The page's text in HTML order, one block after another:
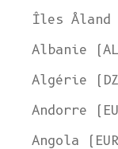
Îles Åland
Albanie
Andorre
Angola